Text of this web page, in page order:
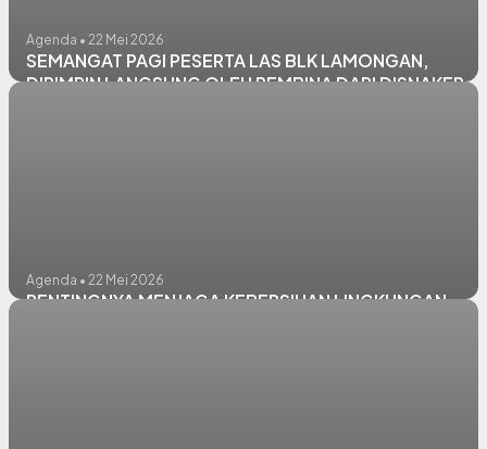
Agenda • 22 Mei 2026
SEMANGAT PAGI PESERTA LAS BLK LAMONGAN,
DIPIMPIN LANGSUNG OLEH PEMBINA DARI DISNAKER
Agenda • 22 Mei 2026
PENTINGNYA MENJAGA KEBERSIHAN LINGKUNGAN